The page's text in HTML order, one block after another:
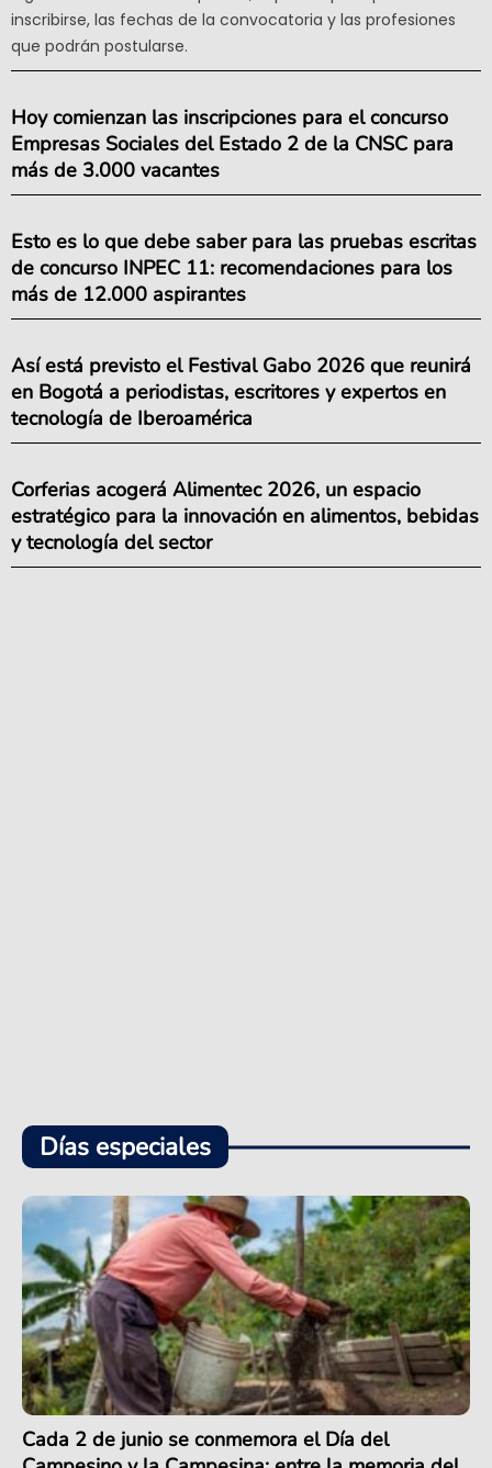
inscribirse, las fechas de la convocatoria y las profesiones
que podrán postularse.
Hoy comienzan las inscripciones para el concurso
Empresas Sociales del Estado 2 de la CNSC para
más de 3.000 vacantes
Esto es lo que debe saber para las pruebas escritas
de concurso INPEC 11: recomendaciones para los
más de 12.000 aspirantes
Así está previsto el Festival Gabo 2026 que reunirá
en Bogotá a periodistas, escritores y expertos en
tecnología de Iberoamérica
Corferias acogerá Alimentec 2026, un espacio
estratégico para la innovación en alimentos, bebidas
y tecnología del sector
Días especiales
Cada 2 de junio se conmemora el Día del